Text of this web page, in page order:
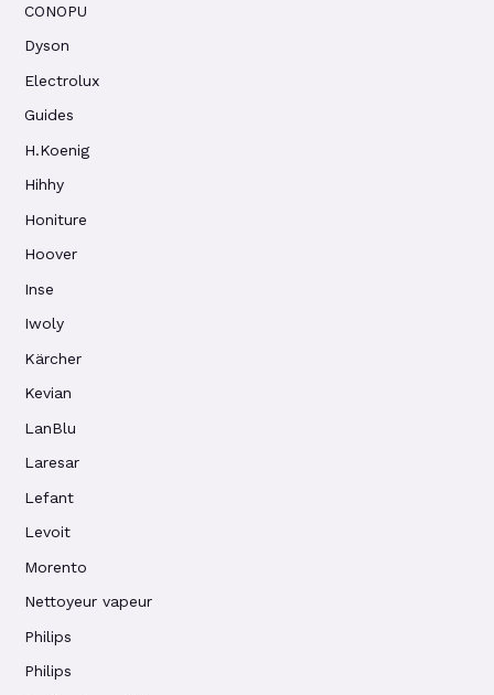
CONOPU
Dyson
Electrolux
Guides
H.Koenig
Hihhy
Honiture
Hoover
Inse
Iwoly
Kärcher
Kevian
LanBlu
Laresar
Lefant
Levoit
Morento
Nettoyeur vapeur
Philips
Philips